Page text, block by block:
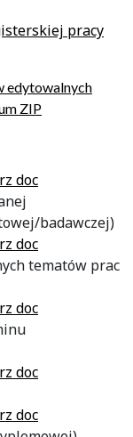
pracy
edytowalnych
ZIP
doc
badawczej)
doc
tematów prac
doc
doc
doc